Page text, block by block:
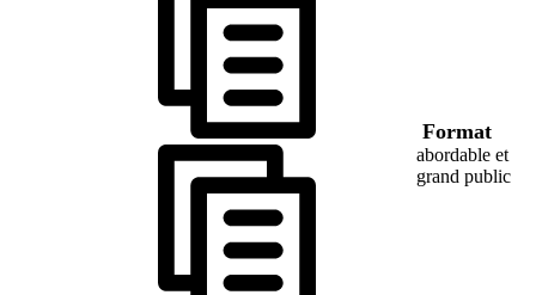
Format
abordable et
grand public